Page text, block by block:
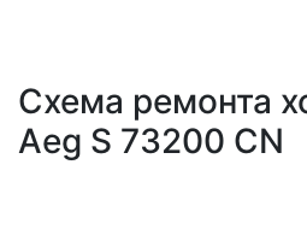
Схема ремонта
Aeg S 73200 CN